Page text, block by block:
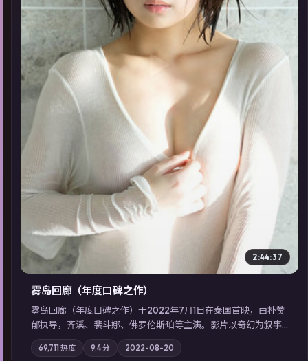
▶
2:44:37
雾岛回廊（年度口碑之作）
雾岛回廊（年度口碑之作）于2022年7月1日在泰国首映，由朴赞
郁执导，齐溪、裴斗娜、佛罗伦斯·珀等主演。影片以奇幻为叙事
主轴，边境小镇的平静被一封匿名信彻底打破；摄影与配乐强化
地域气质；站内亦可通过「国产免费观看高清电视剧在线看」延
69,711 热度 9.4分 2022-08-20